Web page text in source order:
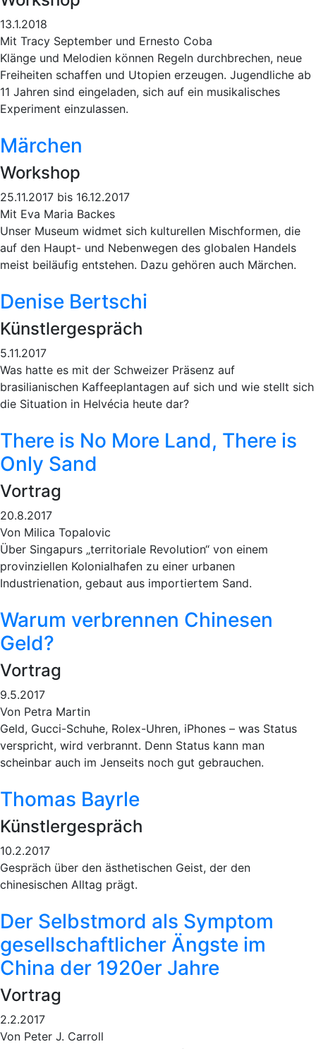
13.1.2018
Mit Tracy September und Ernesto Coba
Klänge und Melodien können Regeln durchbrechen, neue
Freiheiten schaffen und Utopien erzeugen. Jugendliche ab
11 Jahren sind eingeladen, sich auf ein musikalisches
Experiment einzulassen.
Märchen
Workshop
25.11.2017 bis 16.12.2017
Mit Eva Maria Backes
Unser Museum widmet sich kulturellen Mischformen, die
auf den Haupt- und Nebenwegen des globalen Handels
meist beiläufig entstehen. Dazu gehören auch Märchen.
Denise Bertschi
Künstlergespräch
5.11.2017
Was hatte es mit der Schweizer Präsenz auf
brasilianischen Kaffeeplantagen auf sich und wie stellt sich
die Situation in Helvécia heute dar?
There is No More Land, There is
Only Sand
Vortrag
20.8.2017
Von Milica Topalovic
Über Singapurs „territoriale Revolution“ von einem
provinziellen Kolonialhafen zu einer urbanen
Industrienation, gebaut aus importiertem Sand.
Warum verbrennen Chinesen
Geld?
Vortrag
9.5.2017
Von Petra Martin
Geld, Gucci-Schuhe, Rolex-Uhren, iPhones – was Status
verspricht, wird verbrannt. Denn Status kann man
scheinbar auch im Jenseits noch gut gebrauchen.
Thomas Bayrle
Künstlergespräch
10.2.2017
Gespräch über den ästhetischen Geist, der den
chinesischen Alltag prägt.
Der Selbstmord als Symptom
gesellschaftlicher Ängste im
China der 1920er Jahre
Vortrag
2.2.2017
Von Peter J. Carroll